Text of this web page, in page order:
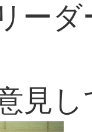
ー
見